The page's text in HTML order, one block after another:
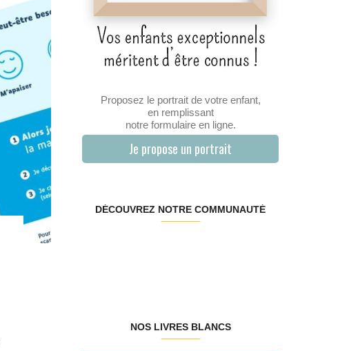
Proposez le portrait de votre enfant,
en remplissant
notre formulaire en ligne.
Je propose un portrait
DÉCOUVREZ NOTRE COMMUNAUTÉ
NOS LIVRES BLANCS